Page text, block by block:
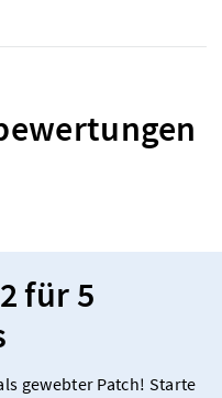
für 5
gewebter Patch! Starte